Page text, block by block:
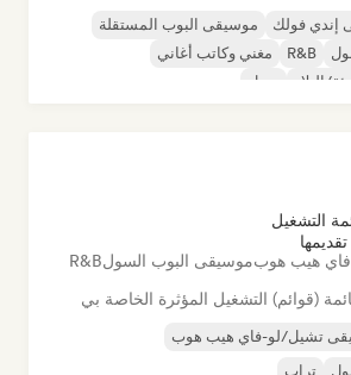
إندي فولك
موسيقى البوب المستقلة
R&B
مغني وكاتب أغاني
البلاد
سول
التشغيل
هيب هوبموسيقى البوب السولR&B
(قوائم) التشغيل المؤثرة الخاصة بي
تشيل/لو-فاي هيب هوب
تراب